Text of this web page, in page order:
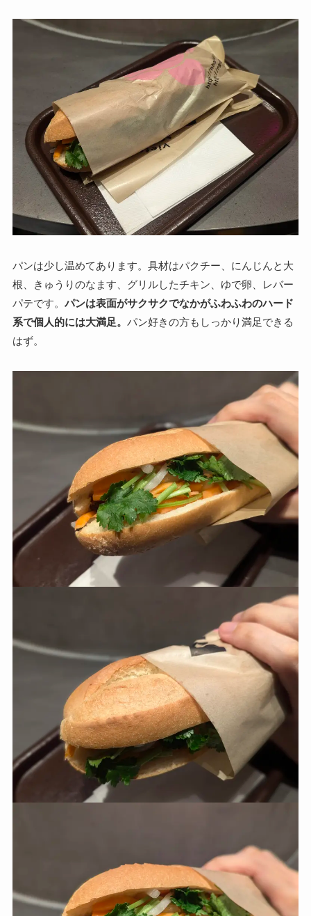
パンは少し温めてあります。具材はパクチー、にんじんと大
根、きゅうりのなます、グリルしたチキン、ゆで卵、レバー
パテです。 パンは表面がサクサクでなかがふわふわのハード
系で個人的には大満足。 パン好きの方もしっかり満足できる
はず。